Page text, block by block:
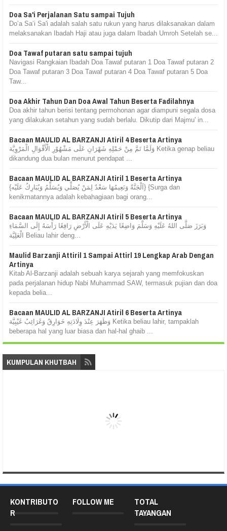
Doa Sa'i Perjalanan Satu sampai Tujuh
Do’a Sa’i Sa'i adalah salah satu rukun yang harus dilaksanakan dalam
melaksanakan Ibadah Haji atau juga dalam Ibadah Umroh Setelah se...
Doa Tawaf putaran satu sampai tujuh
Navigasi Rangkaian Ibadah Doa Tawaf putaran 1 Doa Tawaf putaran 2
Doa Tawaf putaran 3 Doa Tawaf putaran 4 Doa Tawaf putaran 5 Doa
Taw...
Doa Akhir Tahun Dan Doa Awal Tahun Beserta Fadilahnya
Doa akhir tahun berisi tentang permohonan agar diampuni segala dosa
yang dilakukan setahun yang sudah berlalu. Dikutip dari Majmu' in...
Bacaan MAULID AL BARZANJI Atiril 4 Beserta Artinya
وَلَمَّا تَمَّ مِنْ حَمْلِهِ شَهْرَانِ عَلَى مَشْهُوْرِ الْأَقْوَالِ الْمَرْوِيَّة Ketika genap beliau
dikandung dua bulan menurut pendapat ...
Bacaan MAULID AL BARZANJI Atiril 1 Beserta Artinya
{اَلْجَنَّةُ وَنَعِيمُهَا سَعْدٌ لِمَنْ يُصَلِّي وَيُسَلِّمُ وَيُبَارِكُ عَلَيْه} {Surga dan
kenikmatannya adalah kebahagiaan bagi orang...
Bacaan MAULID AL BARZANJI Atiril 5 Beserta Artinya
وَبَرَزَ صَلَّى اللهُ عَلَيْهِ وَسَلَّمَ وَاضِعًا يَدَيْهِ عَلَى الْأَرْضِ رَافِعًا رَأْسَهُ إِلَى السَّمَاءِ
الْعَلِيَّة Beliau lahir deng...
Maulid Barzanji Attiril 1 Sampai Attirl 19 Lengkap Arab Dengan
Artinya
Kitab Al-Barzanji adalah sebuah karya sejarah yang memfokuskan
pada perjalanan hidup Nabi Muhammad SAW, termasuk pujian dan doa
kepada belia...
Bacaan MAULID AL BARZANJI Atiril 6 Beserta Artinya
وَظَهَرَ عِنْدَ وِلَادَتِهِ خَوَارِقُ وَغَرَائِبُ غَيْبِيَّة Ketika beliau lahir, tampaklah
beberapa hal yang luar biasa dan hal-hal ghaib ...
KUMPULAN KHUTBAH
KONTRIBUTO
R
FOLLOW ME
TOTAL
TAYANGAN